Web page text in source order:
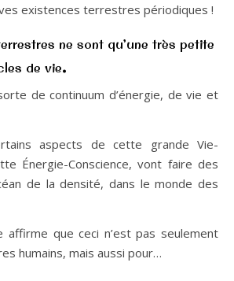
existences terrestres périodiques !
ne sont qu’une très petite
de vie.
de continuum d’énergie, de vie et
aspects de cette grande Vie-
Énergie-Conscience, vont faire des
de la densité, dans le monde des
affirme que ceci n’est pas seulement
humains, mais aussi pour…